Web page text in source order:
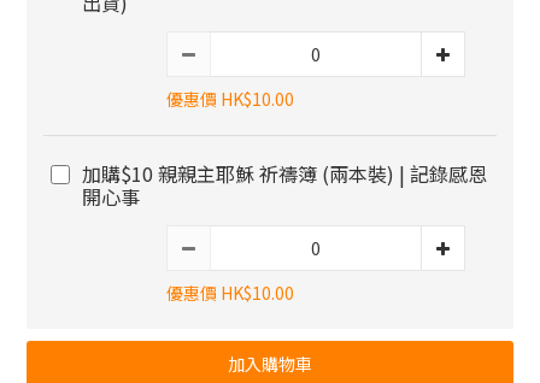
優惠價 HK$10.00
加購$10 親親主耶穌 祈禱簿 (兩本裝) | 記錄感恩
開心事
優惠價 HK$10.00
加入購物車